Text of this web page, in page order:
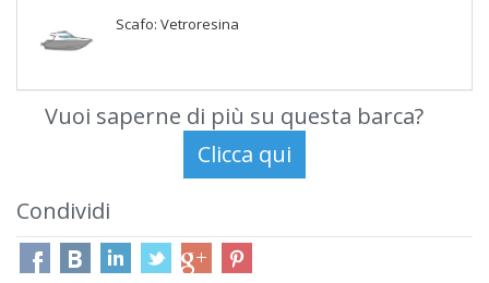
Scafo: Vetroresina
Vuoi saperne di più su questa barca?
Condividi